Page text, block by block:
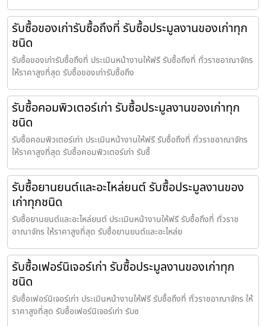
รับซื้อของเก่ารับซื้อถึงที่ รับซื้อประมูลงานของเก่าทุก
ชนิด
รับซื้อของเก่ารับซื้อถึงที่ ประเมินหน้างานให้ฟรี รับซื้อถึงที่ ทั่วราชอาณาจักร
ให้ราคาสูงที่สุด รับซื้อของเก่ารับซื้อถึง
รับซื้อคอมพิวเตอร์เก่า รับซื้อประมูลงานของเก่าทุก
ชนิด
รับซื้อคอมพิวเตอร์เก่า ประเมินหน้างานให้ฟรี รับซื้อถึงที่ ทั่วราชอาณาจักร
ให้ราคาสูงที่สุด รับซื้อคอมพิวเตอร์เก่า รับซื้
รับซื้อยานยนต์และอะไหล่ยนต์ รับซื้อประมูลงานของ
เก่าทุกชนิด
รับซื้อยานยนต์และอะไหล่ยนต์ ประเมินหน้างานให้ฟรี รับซื้อถึงที่ ทั่วราช
อาณาจักร ให้ราคาสูงที่สุด รับซื้อยานยนต์และอะไหล่ย
รับซื้อเฟอร์นิเจอร์เก่า รับซื้อประมูลงานของเก่าทุก
ชนิด
รับซื้อเฟอร์นิเจอร์เก่า ประเมินหน้างานให้ฟรี รับซื้อถึงที่ ทั่วราชอาณาจักร ให้
ราคาสูงที่สุด รับซื้อเฟอร์นิเจอร์เก่า รับซ